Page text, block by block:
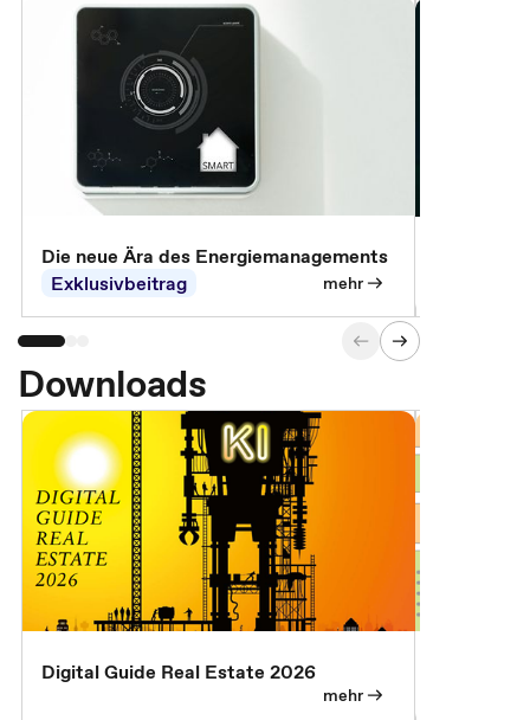
Die neue Ära des Energiemanagements
Exklusivbeitrag
mehr
Downloads
Digital Guide Real Estate 2026
mehr